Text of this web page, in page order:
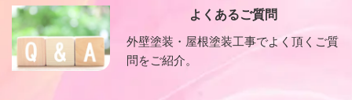
よくあるご質問
外壁塗装・屋根塗装工事でよく頂くご質
問をご紹介。